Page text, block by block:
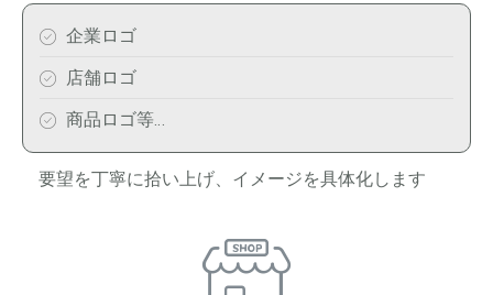
企業ロゴ
店舗ロゴ
商品ロゴ等…
要望を丁寧に拾い上げ、イメージを具体化します